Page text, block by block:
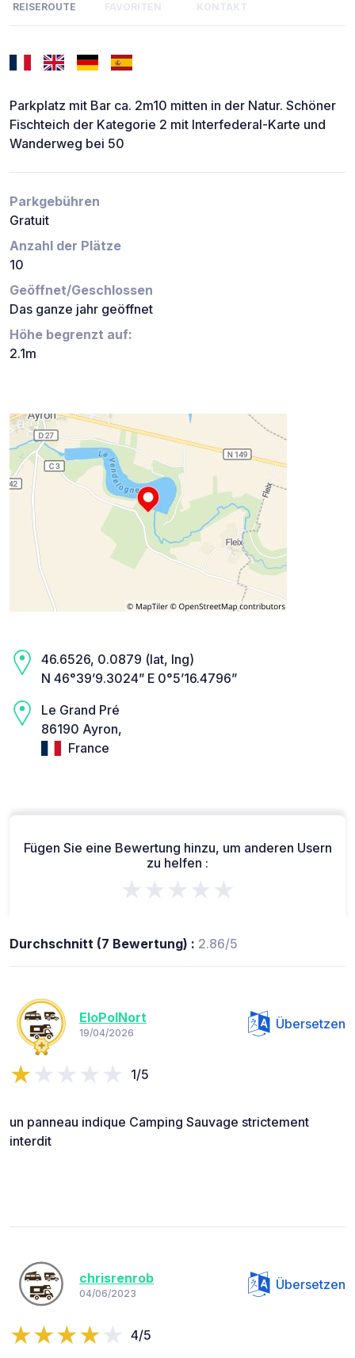
REISEROUTE FAVORITEN KONTAKT
Parkplatz mit Bar ca. 2m10 mitten in der Natur. Schöner
Fischteich der Kategorie 2 mit Interfederal-Karte und
Wanderweg bei 50
Parkgebühren
Gratuit
Anzahl der Plätze
10
Geöffnet/Geschlossen
Das ganze jahr geöffnet
Höhe begrenzt auf:
2.1m
46.6526, 0.0879 (lat, lng)
N 46°39’9.3024” E 0°5’16.4796”
Le Grand Pré
86190 Ayron,
France
Fügen Sie eine Bewertung hinzu, um anderen Usern
zu helfen :
★★★★★
Durchschnitt (7 Bewertung) : 2.86/5
EloPolNort
19/04/2026
Übersetzen
1/5
un panneau indique Camping Sauvage strictement
interdit
chrisrenrob
04/06/2023
Übersetzen
4/5